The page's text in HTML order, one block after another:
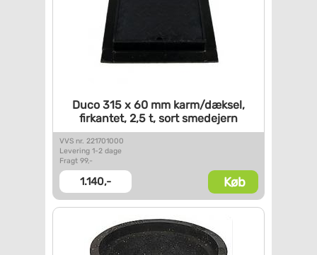
Duco 315 x 60 mm karm/dæksel,
firkantet, 2,5 t, sortsmedejern
VVS nr. 221701000
Levering 1-2 dage
Fragt 99,-
1.140,- Køb